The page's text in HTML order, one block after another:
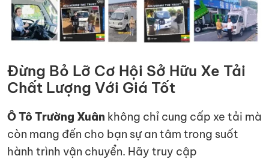
Đừng Bỏ Lỡ Cơ Hội Sở Hữu Xe Tải
Chất Lượng Với Giá Tốt
Ô Tô Trường Xuân không chỉ cung cấp xe tải mà
còn mang đến cho bạn sự an tâm trong suốt
hành trình vận chuyển. Hãy truy cập